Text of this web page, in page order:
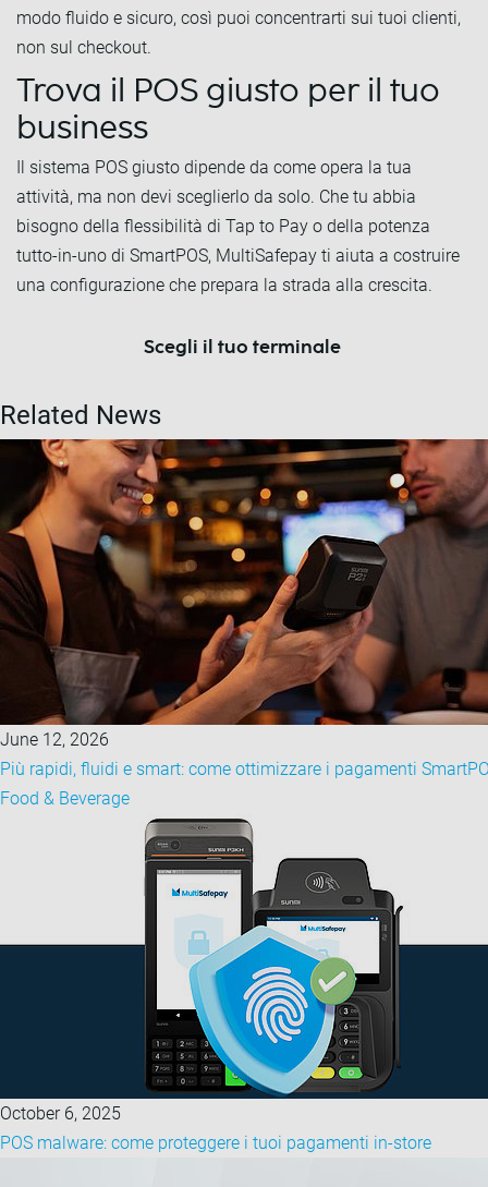
modo fluido e sicuro, così puoi concentrarti sui tuoi clienti,
non sul checkout.
Trova il POS giusto per il tuo
business
Il sistema POS giusto dipende da come opera la tua
attività, ma non devi sceglierlo da solo. Che tu abbia
bisogno della flessibilità di Tap to Pay o della potenza
tutto-in-uno di SmartPOS, MultiSafepay ti aiuta a costruire
una configurazione che prepara la strada alla crescita.
Scegli il tuo terminale
Related News
June 12, 2026
Più rapidi, fluidi e smart: come ottimizzare i pagamenti
Food & Beverage
October 6, 2025
POS malware: come proteggere i tuoi pagamenti in-store